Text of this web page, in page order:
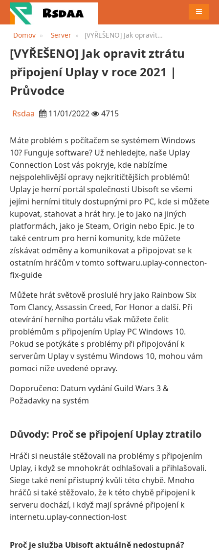
Domov Server
[VYŘEŠENO] Jak opravit
2021 | Průvodce
[VYŘEŠENO] Jak opravit ztrátu
připojení Uplay v roce 2021 |
Průvodce
Rsdaa 11/01/2022 4715
Máte problém s počítačem se systémem Windows
10? Funguje software? Už nehledejte, naše Uplay
Connection Lost vás pokryje, kde nabízíme
nejspolehlivější opravy nejkritičtějších problémů!
Uplay je herní portál společnosti Ubisoft se všemi
jejími herními tituly dostupnými pro PC, kde si můžete
kupovat, stahovat a hrát hry. Je to jako na jiných
platformách, jako je Steam, Origin nebo Epic. Je to
také centrum pro herní komunity, kde můžete
získávat odměny a komunikovat a připojovat se k
ostatním hráčům v tomto softwaru.uplay-connecton-
fix-guide
Můžete hrát světově proslulé hry jako Rainbow Six
Tom Clancy, Assassin Creed, For Honor a další. Při
otevírání herního portálu však můžete čelit
problémům s připojením Uplay PC Windows 10.
Pokud se potýkáte s problémy při připojování k
serverům Uplay v systému Windows 10, mohou vám
pomoci níže uvedené opravy.
Doporučeno: Datum vydání Guild Wars 3 &
Požadavky na systém
Důvody: Proč se připojení Uplay ztratilo
Hráči si neustále stěžovali na problémy s připojením
Uplay, i když se mnohokrát odhlašovali a přihlašovali.
Siege také není přístupný kvůli této chybě. Mnoho
hráčů si také stěžovalo, že k této chybě připojení k
serveru dochází, i když mají správné připojení k
internetu.uplay-connection-lost
Proč je služba Ubisoft aktuálně nedostupná?